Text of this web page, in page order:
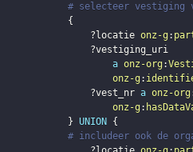
# selecteer vestiging
{
?locatie onz-g :
?vestiging_uri
a onz-org :
onz-g :
?vest_nr a onz-org
onz-g :
} UNION
{
# includeer ook de